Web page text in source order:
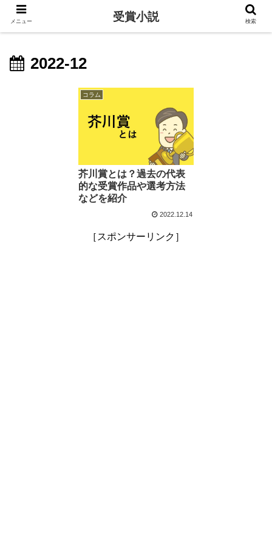
2022-12
コラム
芥川賞とは？過去の代表
的な受賞作品や選考方法
などを紹介
2022.12.14
［スポンサーリンク］
メニュー 受賞小説 検索